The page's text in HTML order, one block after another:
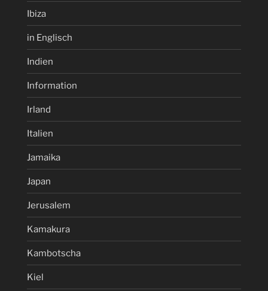
Ibiza
in Englisch
Indien
Information
Irland
Italien
Jamaika
Japan
Jerusalem
Kamakura
Kambotscha
Kiel